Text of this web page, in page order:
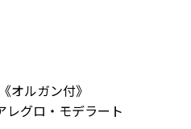
オルガン付》
レグロ・モデラート